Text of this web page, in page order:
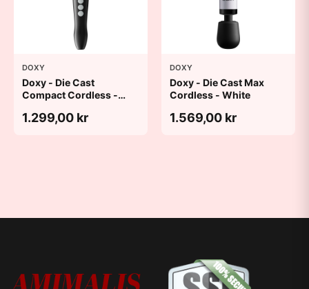
DOXY
Doxy - Die Cast
Compact Cordless -
1.299,00 kr
DOXY
Doxy - Die Cast Max
Cordless - White
1.569,00 kr